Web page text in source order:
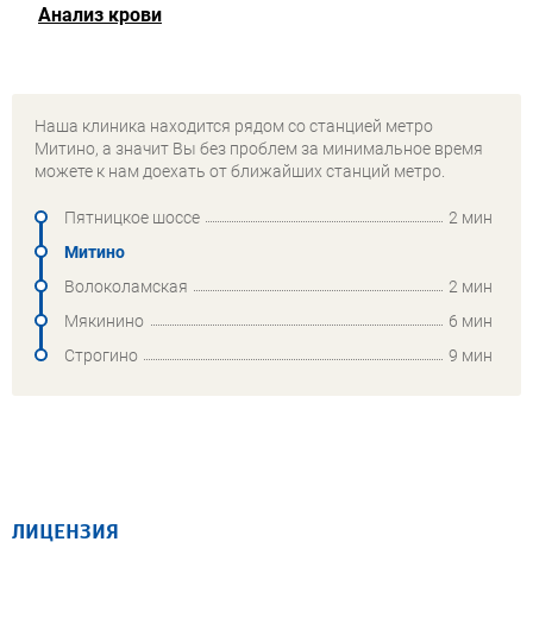
Анализ крови
Наша клиника находится рядом со станцией метро
Митино, а значит Вы без проблем за минимальное время
можете к нам доехать от ближайших станций метро.
Пятницкое шоссе
2 мин
Митино
Волоколамская
2 мин
Мякинино
6 мин
Строгино
9 мин
ЛИЦЕНЗИЯ